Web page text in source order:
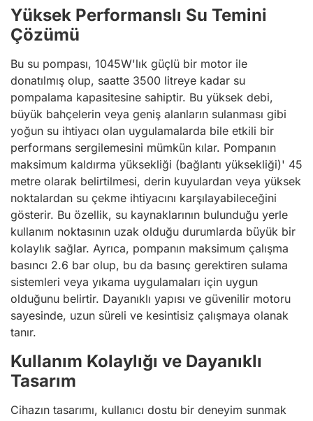
Yüksek Performanslı Su Temini
Çözümü
Bu su pompası, 1045W'lık güçlü bir motor ile
donatılmış olup, saatte 3500 litreye kadar su
pompalama kapasitesine sahiptir. Bu yüksek debi,
büyük bahçelerin veya geniş alanların sulanması gibi
yoğun su ihtiyacı olan uygulamalarda bile etkili bir
performans sergilemesini mümkün kılar. Pompanın
maksimum kaldırma yüksekliği (bağlantı yüksekliği)' 45
metre olarak belirtilmesi, derin kuyulardan veya yüksek
noktalardan su çekme ihtiyacını karşılayabileceğini
gösterir. Bu özellik, su kaynaklarının bulunduğu yerle
kullanım noktasının uzak olduğu durumlarda büyük bir
kolaylık sağlar. Ayrıca, pompanın maksimum çalışma
basıncı 2.6 bar olup, bu da basınç gerektiren sulama
sistemleri veya yıkama uygulamaları için uygun
olduğunu belirtir. Dayanıklı yapısı ve güvenilir motoru
sayesinde, uzun süreli ve kesintisiz çalışmaya olanak
tanır.
Kullanım Kolaylığı ve Dayanıklı
Tasarım
Cihazın tasarımı, kullanıcı dostu bir deneyim sunmak